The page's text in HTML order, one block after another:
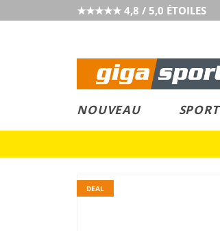
★★★★★ 4,8 / 5,0 ÉTOILES
NOUVEAU SPORT
DEAL